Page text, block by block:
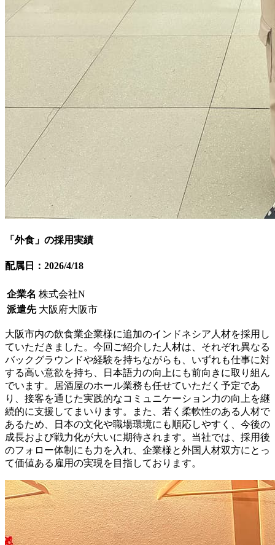
「外食」の採用実績
配属日：2026/4/18
企業名 株式会社N
派遣先 大阪府大阪市
大阪市内の飲食業企業様に追加のインドネシア人材を採用し
ていただきました。今回ご紹介した人材は、それぞれ異なる
バックグラウンドや経験を持ちながらも、いずれも仕事に対
する高い意欲を持ち、日本語力の向上にも前向きに取り組ん
でいます。居酒屋のホール業務も任せていただく予定であ
り、接客を通じた実践的なコミュニケーション力の向上を継
続的に支援してまいります。また、若く柔軟性のある人材で
あるため、日本の文化や職場環境にも順応しやすく、今後の
成長および戦力化が大いに期待されます。当社では、採用後
のフォロー体制にも力を入れ、企業様と外国人材双方にとっ
て価値ある雇用の実現を目指しております。